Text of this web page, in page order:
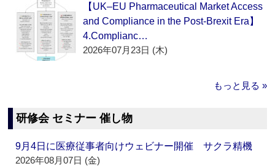
【UK–EU Pharmaceutical Market Access
and Compliance in the Post-Brexit Era】
4.Complianc…
2026年07月23日 (木)
もっと見る »
研修会 セミナー 催し物
9月4日に医療従事者向けウェビナー開催 サクラ精機
2026年08月07日 (金)